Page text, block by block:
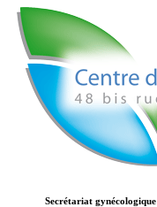
Secrétariat gynécologique